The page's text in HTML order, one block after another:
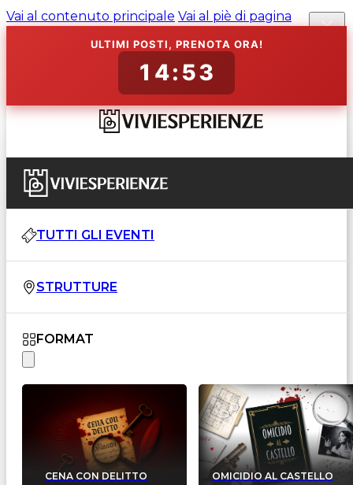
Vai al contenuto principale Vai al piè di pagina
ULTIMI POSTI, PRENOTA ORA!
14:52
TUTTI GLI EVENTI
STRUTTURE
FORMAT
CENA CON DELITTO OMICIDIO AL CASTELLO